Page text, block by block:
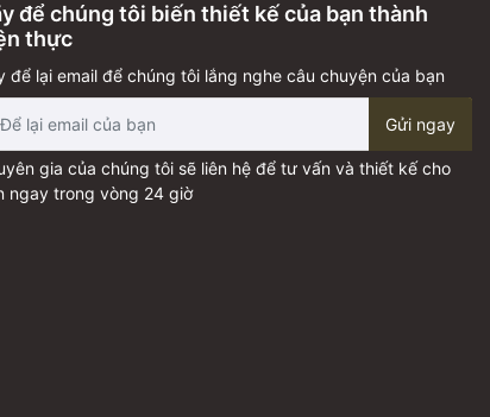
để chúng tôi biến thiết kế của bạn thành
thực
để lại email để chúng tôi lắng nghe câu chuyện của bạn
Gửi ngay
gia của chúng tôi sẽ liên hệ để tư vấn và thiết kế cho
ngay trong vòng 24 giờ